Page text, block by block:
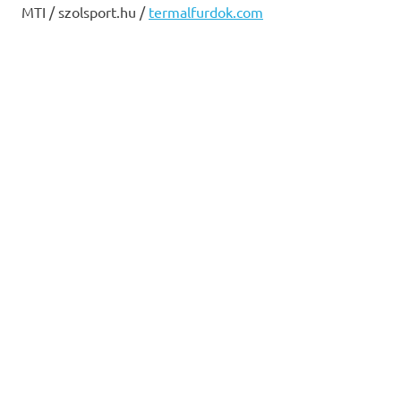
MTI / szolsport.hu / termalfurdok.com